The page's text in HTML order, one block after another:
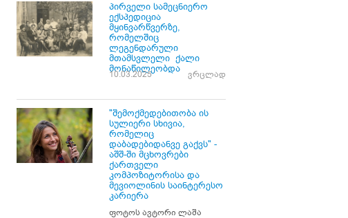
პირველი სამეცნიერო
ექსპედიცია
მყინვარწვერზე,
რომელშიც
ლეგენდარული
მთამსვლელი ქალი
მონაწილეობდა
10.03.2025 ვრცლად
"შემოქმედებითობა ის
სულიერი სხივია,
რომელიც
დაბადებიდანვე გაქვს" -
აშშ-ში მცხოვრები
ქართველი
კომპოზიტორისა და
მევიოლინის საინტერესო
კარიერა
ფოტოს ავტორი ლაშა